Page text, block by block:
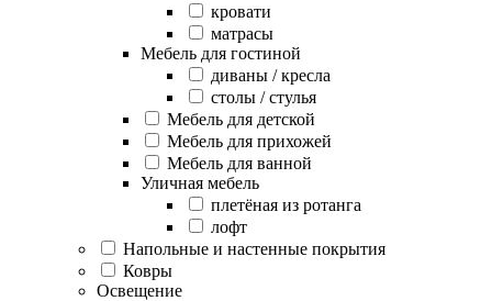
кровати
матрасы
Мебель для гостиной
диваны / кресла
столы / стулья
Мебель для детской
Мебель для прихожей
Мебель для ванной
Уличная мебель
плетёная из ротанга
лофт
Напольные и настенные покрытия
Ковры
Освещение